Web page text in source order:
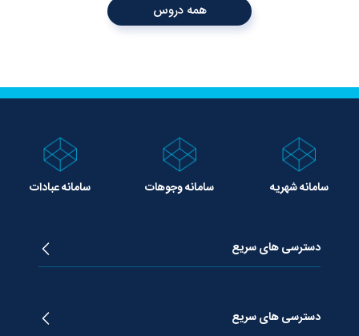
همه دروس
سامانه شهریه سامانه وجوهات سامانه عبادات
دسترسی های سریع
دسترسی های سریع